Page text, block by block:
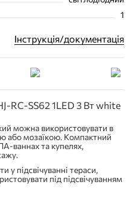
1
Інструкція/документація
RC-SS62 1LED 3 Вт white
можна використовувати в
або мозаїкою. Компактний
ваннах та купелях,
у підсвічуванні тераси,
під підсвічуванням